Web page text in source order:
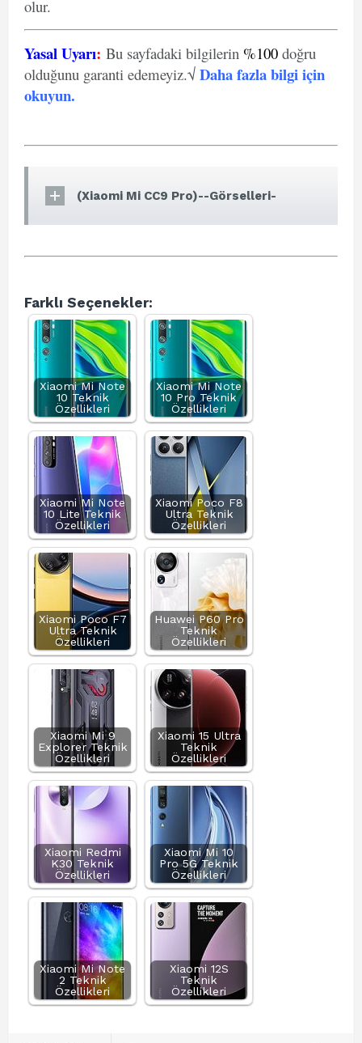
olur.
Yasal Uyarı: Bu sayfadaki bilgilerin %100 doğru
olduğunu garanti edemeyiz.√ Daha fazla bilgi için
okuyun.
(Xiaomi Mi CC9 Pro)--Görselleri-
Farklı Seçenekler:
Xiaomi Mi Note
10 Teknik
Özellikleri
Xiaomi Mi Note
10 Pro Teknik
Özellikleri
Xiaomi Mi Note
10 Lite Teknik
Özellikleri
Xiaomi Poco F8
Ultra Teknik
Özellikleri
Xiaomi Poco F7
Ultra Teknik
Özellikleri
Huawei P60 Pro
Teknik
Özellikleri
Xiaomi Mi 9
Explorer Teknik
Özellikleri
Xiaomi 15 Ultra
Teknik
Özellikleri
Xiaomi Redmi
K30 Teknik
Özellikleri
Xiaomi Mi 10
Pro 5G Teknik
Özellikleri
Xiaomi Mi Note
2 Teknik
Özellikleri
Xiaomi 12S
Teknik
Özellikleri